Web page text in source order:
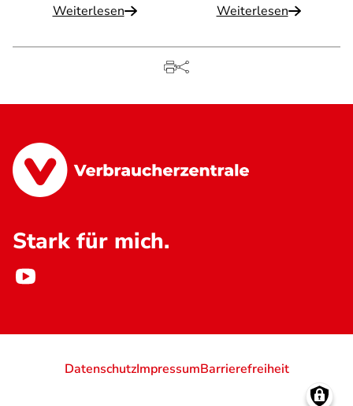
Weiterlesen
Weiterlesen
Stark für mich.
DatenschutzImpressumBarrierefreiheit